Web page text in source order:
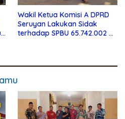
Wakil Ketua Komisi A DPRD
Seruyan Lakukan Sidak
terhadap SPBU 65.742.002 di